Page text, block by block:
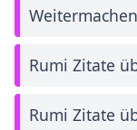
Weitermachen
Rumi Zitate
Rumi Zitate